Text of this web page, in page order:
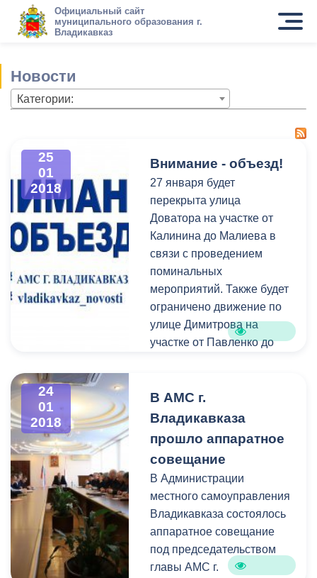
Официальный сайт
муниципального образования г.
Владикавказ
Новости
Категории:
25
01
2018
Внимание - объезд!
27 января будет
перекрыта улица
Доватора на участке от
Калинина до Малиева в
связи с проведением
поминальных
мероприятий. Также будет
ограничено движение по
улице Димитрова на
участке от Павленко до
29 января будет
перекрыта ул.Кесаева на
до Веселой.
24
01
2018
В АМС г.
Владикавказа
прошло аппаратное
совещание
В Администрации
местного самоуправления
Владикавказа состоялось
аппаратное совещание
под председательством
главы АМС г.